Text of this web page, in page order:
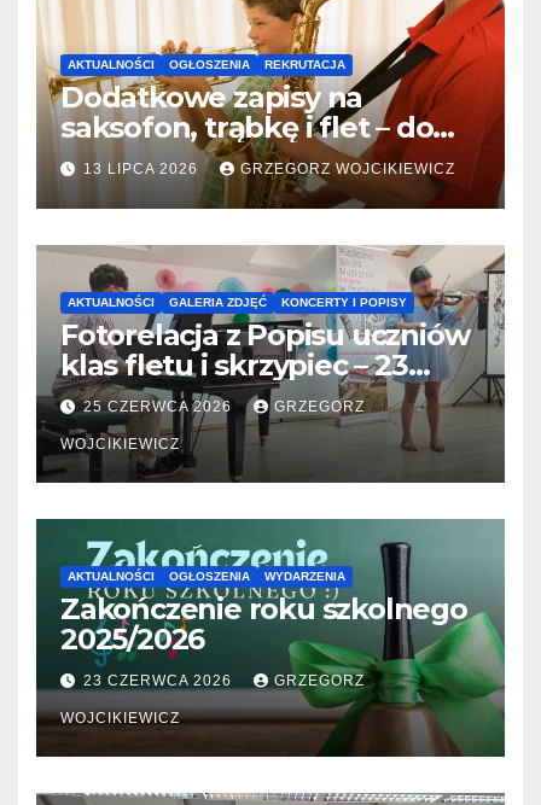
AKTUALNOŚCI OGŁOSZENIA REKRUTACJA
Dodatkowe zapisy na
saksofon, trąbkę i flet – do
31.07.2026
13 LIPCA 2026 GRZEGORZ WOJCIKIEWICZ
AKTUALNOŚCI GALERIA ZDJĘĆ KONCERTY I POPISY
Fotorelacja z Popisu uczniów
klas fletu i skrzypiec – 23
06.2026
25 CZERWCA 2026 GRZEGORZ
WOJCIKIEWICZ
AKTUALNOŚCI OGŁOSZENIA WYDARZENIA
Zakończenie roku szkolnego
2025/2026
23 CZERWCA 2026 GRZEGORZ
WOJCIKIEWICZ